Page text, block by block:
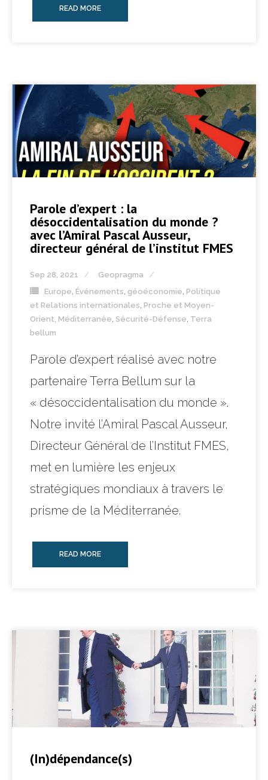
READ MORE
Parole d’expert : la
désoccidentalisation du monde ?
avec l’Amiral Pascal Ausseur,
directeur général de l’institut FMES
Sep 28, 2021
Geopragma
Europe, Événements, géoéconomie, Politique
et Relations internationales, Proche et Moyen-
Orient, Méditerranée, Sécurité-Défense, Terra
bellum
Parole d’expert réalisé avec notre
partenaire Terra Bellum sur la
« désoccidentalisation du monde ».
Notre invité l’Amiral Pascal Ausseur,
Directeur Général de l’Institut FMES,
met en lumière les enjeux
stratégiques mondiaux à travers le
prisme de la Méditerranée.
READ MORE
(In)dépendance(s)